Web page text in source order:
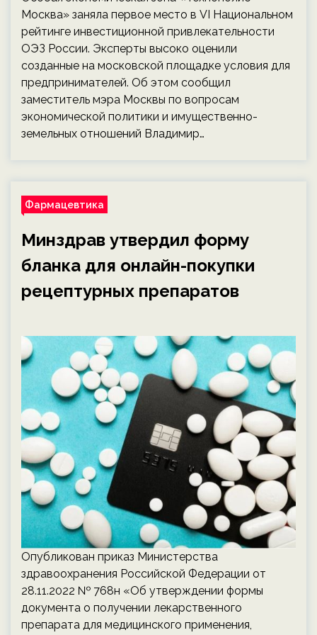
Москва» заняла первое место в VI Национальном
рейтинге инвестиционной привлекательности
ОЭЗ России. Эксперты высоко оценили
созданные на московской площадке условия для
предпринимателей. Об этом сообщил
заместитель мэра Москвы по вопросам
экономической политики и имущественно-
земельных отношений Владимир…
Фармацевтика
Минздрав утвердил форму
бланка для онлайн-покупки
рецептурных препаратов
Опубликован приказ Министерства
здравоохранения Российской Федерации от
28.11.2022 № 768н «Об утверждении формы
документа о получении лекарственного
препарата для медицинского применения,